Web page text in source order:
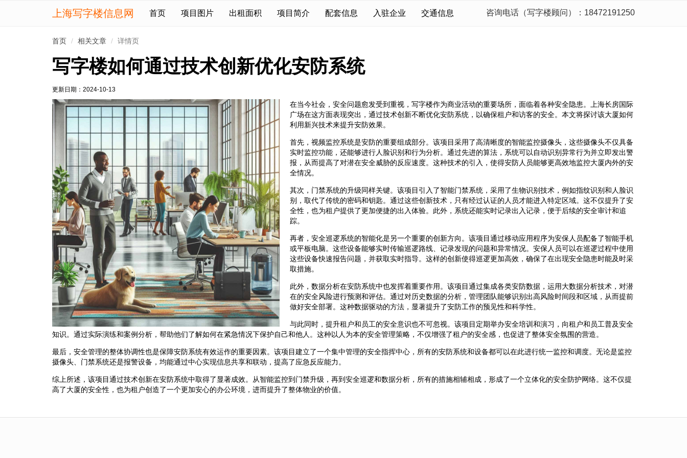
上海写字楼信息网 首页 项目图片 出租面积 项目简介 配套信息 入驻企业 交通信息 咨询电话（写字楼顾问）：18472191250
首页 相关文章 详情页
写字楼如何通过技术创新优化安防系统
更新日期： 2024-10-13
在当今社会，安全问题愈发受到重视，写字楼作为商业活动的重要场所，面临着各种安全隐患。上海长房国际
广场在这方面表现突出，通过技术创新不断优化安防系统，以确保租户和访客的安全。本文将探讨该大厦如何
利用新兴技术来提升安防效果。
首先，视频监控系统是安防的重要组成部分。该项目采用了高清晰度的智能监控摄像头，这些摄像头不仅具备
实时监控功能，还能够进行人脸识别和行为分析。通过先进的算法，系统可以自动识别异常行为并立即发出警
报，从而提高了对潜在安全威胁的反应速度。这种技术的引入，使得安防人员能够更高效地监控大厦内外的安
全情况。
其次，门禁系统的升级同样关键。该项目引入了智能门禁系统，采用了生物识别技术，例如指纹识别和人脸识
别，取代了传统的密码和钥匙。通过这些创新技术，只有经过认证的人员才能进入特定区域。这不仅提升了安
全性，也为租户提供了更加便捷的出入体验。此外，系统还能实时记录出入记录，便于后续的安全审计和追
踪。
再者，安全巡逻系统的智能化是另一个重要的创新方向。该项目通过移动应用程序为安保人员配备了智能手机
或平板电脑。这些设备能够实时传输巡逻路线、记录发现的问题和异常情况。安保人员可以在巡逻过程中使用
这些设备快速报告问题，并获取实时指导。这样的创新使得巡逻更加高效，确保了在出现安全隐患时能及时采
取措施。
此外，数据分析在安防系统中也发挥着重要作用。该项目通过集成各类安防数据，运用大数据分析技术，对潜
在的安全风险进行预测和评估。通过对历史数据的分析，管理团队能够识别出高风险时间段和区域，从而提前
做好安全部署。这种数据驱动的方法，显著提升了安防工作的预见性和科学性。
与此同时，提升租户和员工的安全意识也不可忽视。该项目定期举办安全培训和演习，向租户和员工普及安全
知识。通过实际演练和案例分析，帮助他们了解如何在紧急情况下保护自己和他人。这种以人为本的安全管理策略，不仅增强了租户的安全感，也促进了整体安全氛围的营造。
最后，安全管理的整体协调性也是保障安防系统有效运作的重要因素。该项目建立了一个集中管理的安全指挥中心，所有的安防系统和设备都可以在此进行统一监控和调度。无论是监控
摄像头、门禁系统还是报警设备，均能通过中心实现信息共享和联动，提高了应急反应能力。
综上所述，该项目通过技术创新在安防系统中取得了显著成效。从智能监控到门禁升级，再到安全巡逻和数据分析，所有的措施相辅相成，形成了一个立体化的安全防护网络。这不仅提
高了大厦的安全性，也为租户创造了一个更加安心的办公环境，进而提升了整体物业的价值。